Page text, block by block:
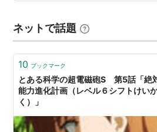
ネットで話題
10 ブックマーク
とある科学の超電磁砲S 第5話「絶
能力進化計画（レベル６シフトけい
く）」